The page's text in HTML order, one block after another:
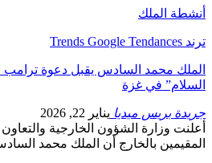
أنشطة الملك
ترند Trends Google Tendances
الملك محمد السادس يقبل دعوة
السلام” في غزة
جريدة بريس ميديا يناير 22, 2026
أعلنت وزارة الشؤون الخارجية والتعاون
المقيمين بالخارج أن الملك محمد